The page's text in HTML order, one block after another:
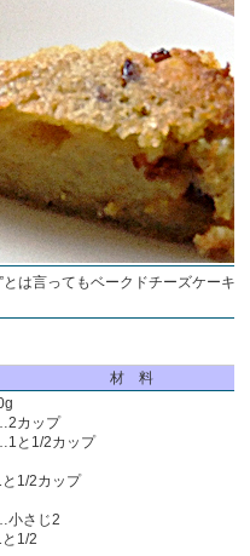
は言ってもベークドチーズケーキ
材 料
カップ
と1/2カップ
1/2カップ
小さじ2
1/2